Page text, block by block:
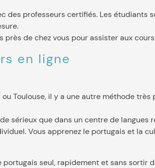
professeurs certifiés. Les étudiants
de chez vous pour assister aux
en ligne
Toulouse, il y a une autre méthode très
sérieux que dans un centre de langues
Vous apprenez le portugais et la
seul, rapidement et sans sortir